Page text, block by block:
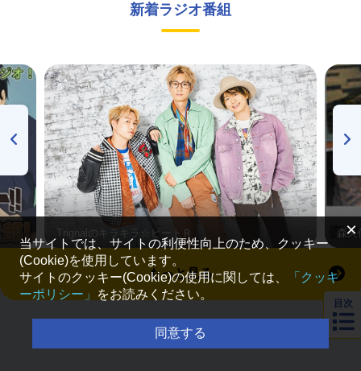
新着ラジオ番組
Trignalのキラキラ☆ビートＲ 森久
もっと見る
目次
×
当サイトでは、サイトの利便性向上のため、クッキー
(Cookie)を使用しています。
サイトのクッキー(Cookie)の使用に関しては、
「クッキ
ーポリシー」
をお読みください。
同意する